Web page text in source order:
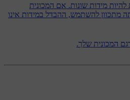
להיות מידות שונות. אם המכונית
מתכוון להשתמש, ההבדל במידות אינו
המכונית שלך.